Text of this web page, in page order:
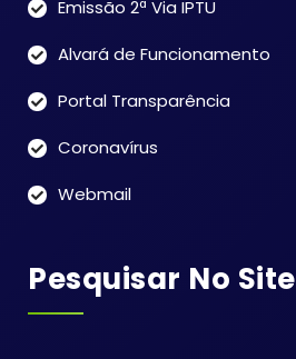
Emissão 2ª Via IPTU
Alvará de Funcionamento
Portal Transparência
Coronavírus
Webmail
Pesquisar No Site